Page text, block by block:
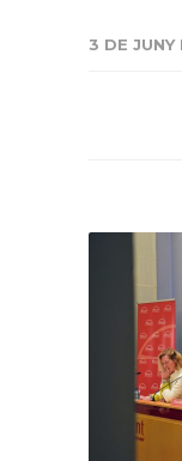
3 DE JUNY